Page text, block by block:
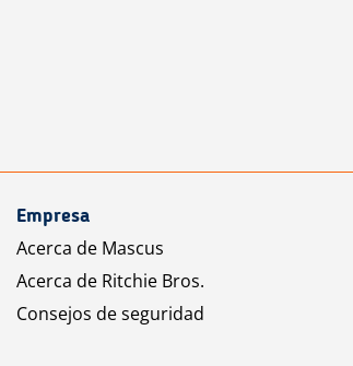
Empresa
Acerca de Mascus
Acerca de Ritchie Bros.
Consejos de seguridad